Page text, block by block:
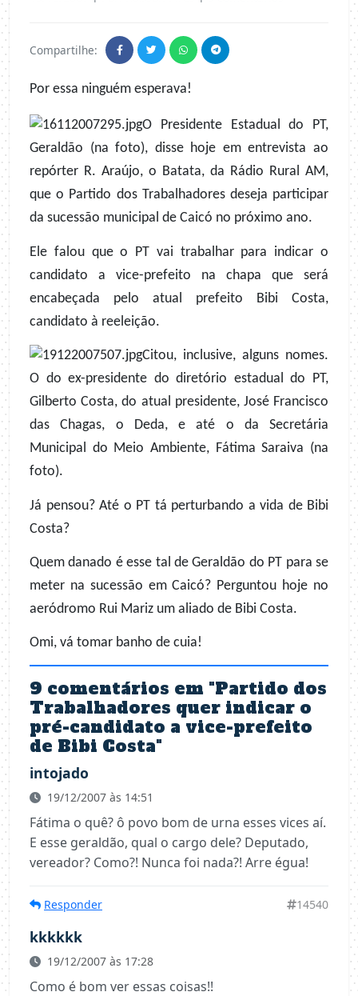
Compartilhe:
Por essa ninguém esperava!
O Presidente Estadual do PT,
Geraldão (na foto), disse hoje em entrevista ao
repórter R. Araújo, o Batata, da Rádio Rural AM,
que o Partido dos Trabalhadores deseja participar
da sucessão municipal de Caicó no próximo ano.
Ele falou que o PT vai trabalhar para indicar o
candidato a vice-prefeito na chapa que será
encabeçada pelo atual prefeito Bibi Costa,
candidato à reeleição.
Citou, inclusive, alguns nomes.
O do ex-presidente do diretório estadual do PT,
Gilberto Costa, do atual presidente, José Francisco
das Chagas, o Deda, e até o da Secretária
Municipal do Meio Ambiente, Fátima Saraiva (na
foto).
Já pensou? Até o PT tá perturbando a vida de Bibi
Costa?
Quem danado é esse tal de Geraldão do PT para se
meter na sucessão em Caicó? Perguntou hoje no
aeródromo Rui Mariz um aliado de Bibi Costa.
Omi, vá tomar banho de cuia!
9 comentários em "Partido dos
Trabalhadores quer indicar o
pré-candidato a vice-prefeito
de Bibi Costa"
intojado
19/12/2007 às 14:51
Fátima o quê? ô povo bom de urna esses vices aí.
E esse geraldão, qual o cargo dele? Deputado,
vereador? Como?! Nunca foi nada?! Arre égua!
Responder 14540
kkkkkk
19/12/2007 às 17:28
Como é bom ver essas coisas!!